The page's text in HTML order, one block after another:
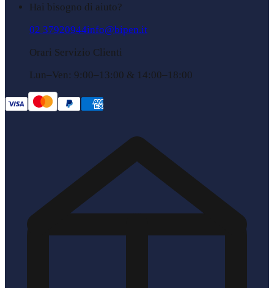
Hai bisogno di aiuto?
02 37920944info@bipen.it
Orari Servizio Clienti
Lun–Ven: 9:00–13:00 & 14:00–18:00